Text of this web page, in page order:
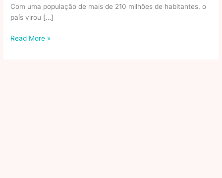
Com uma população de mais de 210 milhões de habitantes, o
país virou […]
O
Read More »